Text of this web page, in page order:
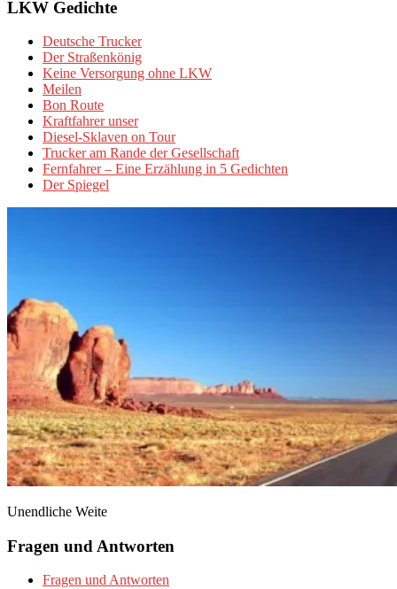
LKW Gedichte
Deutsche Trucker
Der Straßenkönig
Keine Versorgung ohne LKW
Meilen
Bon Route
Kraftfahrer unser
Diesel-Sklaven on Tour
Trucker am Rande der Gesellschaft
Fernfahrer – Eine Erzählung in 5 Gedichten
Der Spiegel
Unendliche Weite
Fragen und Antworten
Fragen und Antworten